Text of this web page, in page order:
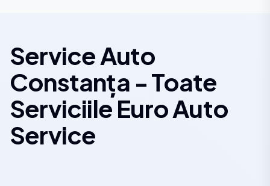
Service Auto
Constanța - Toate
Serviciile Euro Auto
Service